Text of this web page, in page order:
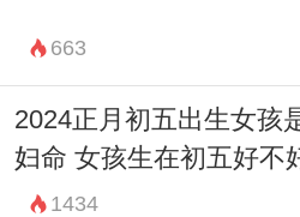
663
2024正月初五出生女孩
妇命 女孩生在初五好不
1434